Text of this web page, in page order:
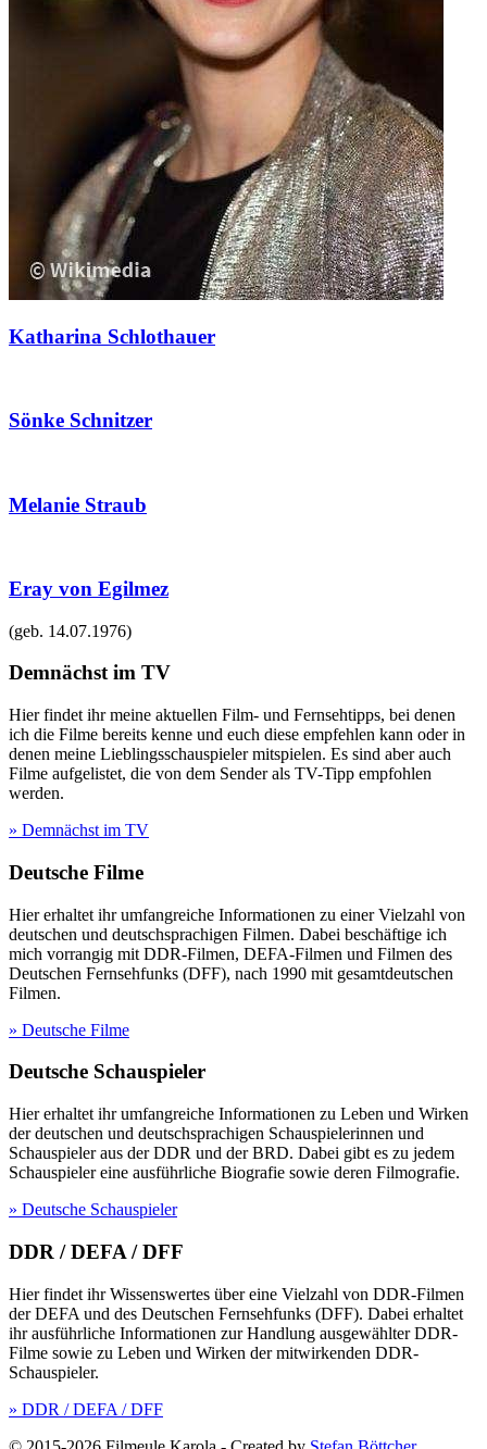
Katharina Schlothauer
Sönke Schnitzer
Melanie Straub
Eray von Egilmez
(geb. 14.07.1976)
Demnächst im TV
Hier findet ihr meine aktuellen Film- und Fernsehtipps, bei denen
ich die Filme bereits kenne und euch diese empfehlen kann oder in
denen meine Lieblingsschauspieler mitspielen. Es sind aber auch
Filme aufgelistet, die von dem Sender als TV-Tipp empfohlen
werden.
» Demnächst im TV
Deutsche Filme
Hier erhaltet ihr umfangreiche Informationen zu einer Vielzahl von
deutschen und deutschsprachigen Filmen. Dabei beschäftige ich
mich vorrangig mit DDR-Filmen, DEFA-Filmen und Filmen des
Deutschen Fernsehfunks (DFF), nach 1990 mit gesamtdeutschen
Filmen.
» Deutsche Filme
Deutsche Schauspieler
Hier erhaltet ihr umfangreiche Informationen zu Leben und Wirken
der deutschen und deutschsprachigen Schauspielerinnen und
Schauspieler aus der DDR und der BRD. Dabei gibt es zu jedem
Schauspieler eine ausführliche Biografie sowie deren Filmografie.
» Deutsche Schauspieler
DDR / DEFA / DFF
Hier findet ihr Wissenswertes über eine Vielzahl von DDR-Filmen
der DEFA und des Deutschen Fernsehfunks (DFF). Dabei erhaltet
ihr ausführliche Informationen zur Handlung ausgewählter DDR-
Filme sowie zu Leben und Wirken der mitwirkenden DDR-
Schauspieler.
» DDR / DEFA / DFF